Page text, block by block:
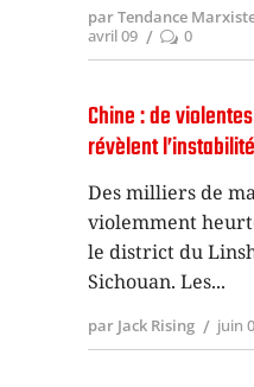
par Tendance
avril 09
0
Chine : de
révèlent
Des milliers de
violemment
le district du
Sichouan. Les
par Jack Rising juin